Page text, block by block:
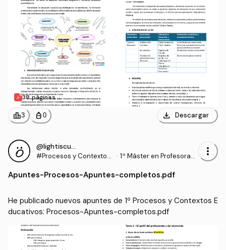
38 páginas
leaderboard3 personal_bag 0 download Descargar
@lightiscuming
#Procesos y Contextos
· 1º Máster en Profesorad
aria Obligatoria y Bachill
onal y Enseñanzas de Idi
more_vert
Apuntes-Procesos-Apuntes-completos.pdf
He publicado nuevos apuntes de 1º Procesos y Contextos E
ducativos: Procesos-Apuntes-completos.pdf